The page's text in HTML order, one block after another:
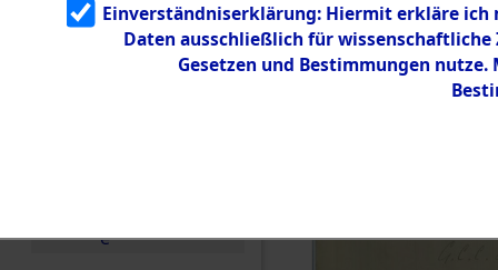
g
5.3.3
Todesmärsch
e
Einverständniserklärung: Hiermit erkläre ich
Daten ausschließlich für
Gesetzen und Bestimmungen